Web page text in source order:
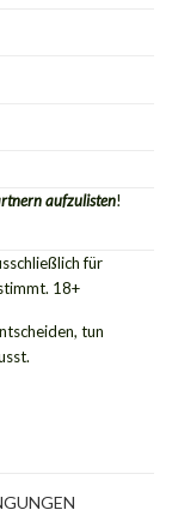
aufzulisten!
für
18+
tun